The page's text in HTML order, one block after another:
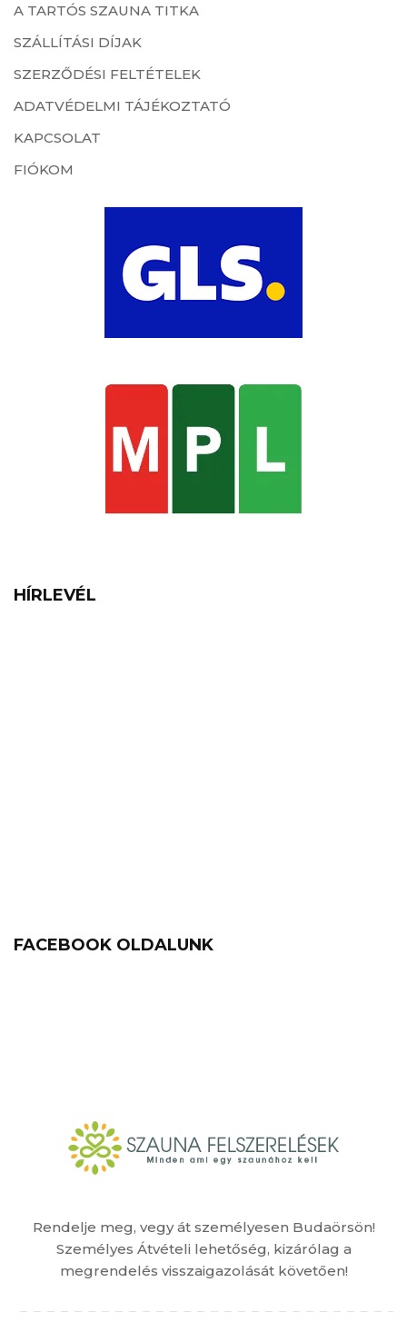
Rendelje meg, vegy át személyesen Budaörsön!
Személyes Átvételi lehetőség, kizárólag a
megrendelés visszaigazolását követően!
A TARTÓS SZAUNA TITKA
SZÁLLÍTÁSI DÍJAK
SZERZŐDÉSI FELTÉTELEK
ADATVÉDELMI TÁJÉKOZTATÓ
KAPCSOLAT
FIÓKOM
HÍRLEVÉL
FACEBOOK OLDALUNK